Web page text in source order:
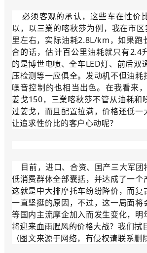
必须客观的承认，这些车在性价
以，以三業的喀秋莎为例，我在市
里左右，实际油耗2.8L/km，如果跑
合的话，估计百公里油耗就只有2.4
的是博世电喷、全车LED灯、前后双
压检测等一应俱全。发动机不但油耗
噪音控制的也相当出色。在我看来
姜戈150，三業喀秋莎不管从油耗和
过姜戈，而且配置拉满，价格还低一
让追求性价比的客户心动呢？
目前，进口、合资、国产三大军团
低消费群体全部囊括，并达成了一个
这就是中大排摩托车纷纷降价，而复
一直坚挺的原因，不过，这一局面将
等国内主流摩企加入而发生变化，明
将迎来血雨腥风的价格大战？我们拭
（图文来源于网络，有侵权请联系删